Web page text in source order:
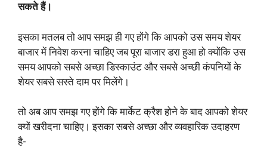
सकते हैं।
इसका मतलब तो आप समझ ही गए होंगे कि आपको उस समय शेयर
बाजार में निवेश करना चाहिए जब पूरा बाजार डरा हुआ हो क्योंकि उस
समय आपको सबसे अच्छा डिस्काउंट और सबसे अच्छी कंपनियों के
शेयर सबसे सस्ते दाम पर मिलेंगे।
तो अब आप समझ गए होंगे कि मार्केट क्रैश होने के बाद आपको शेयर
क्यों खरीदना चाहिए। इसका सबसे अच्छा और व्यवहारिक उदाहरण
है-